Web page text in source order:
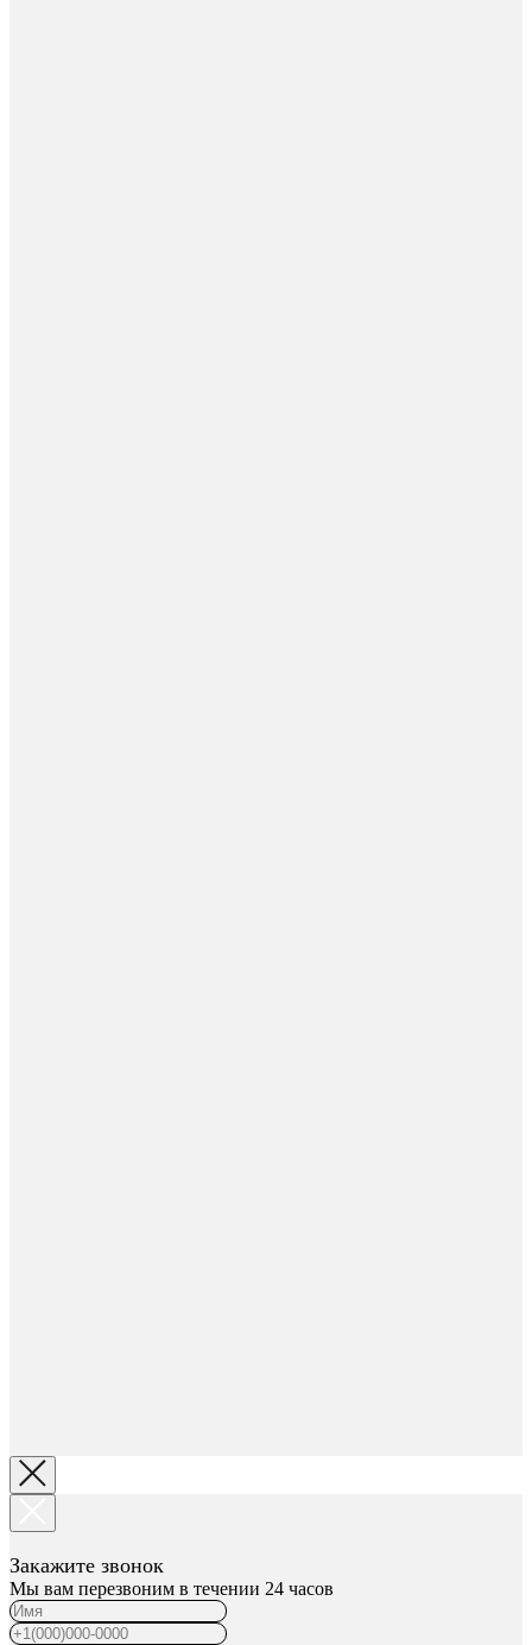
Закажите звонок
Мы вам перезвоним в течении 24 часов